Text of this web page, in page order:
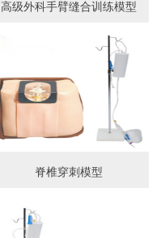
高级外科手臂缝合训练模型
脊椎穿刺模型